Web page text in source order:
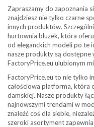
Zapraszamy do zapoznania
znajdziesz nie tylko czarne
innych produktów.
hurtownia bluzek, która
od eleganckich modeli po te
nasze produkty są dostępne
FactoryPrice.eu ulubionym
FactoryPrice.eu to nie tylko
całościowa platforma,
damskiej. Nasze produkty
najnowszymi trendami w
znaleźć coś dla siebie,
szeroki asortyment